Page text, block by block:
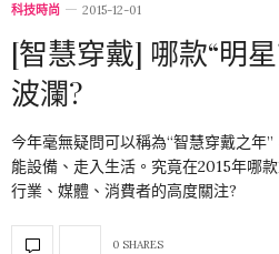
科技時尚 2015-12-01
[智慧穿戴] 哪款“明
波瀾?
今年毫無疑問可以稱為“智慧穿戴之年
能設備、走入生活。究竟在2015年哪
行業、媒體、消費者的高度關注?
0 SHARES